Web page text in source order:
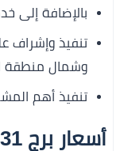
بالإضافة إلى
تنفيذ وإشراف
وشمال منطقة
تنفيذ أهم